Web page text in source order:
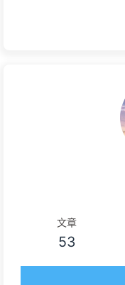
文章
53